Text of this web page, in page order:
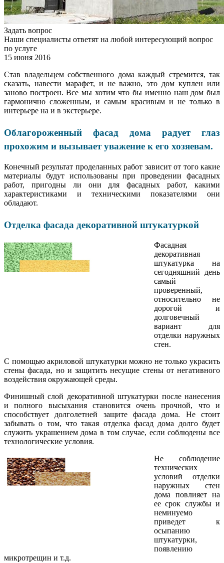
Задать вопрос
Наши специалисты ответят на любой интересующий вопрос
по услуге
15 июня 2016
Став владельцем собственного дома каждый стремится, так
сказать, навести марафет, и не важно, это дом куплен или
заново построен. Все мы хотим что бы именно наш дом был
гармонично сложенным, и самым красивым и не только в
интерьере на и в экстерьере.
Облагороженный фасад дома радует глаз
прохожим и вызывает уважение к его хозяевам.
Конечный результат проделанных работ зависит от того какие
материалы будут использованы при проведении фасадных
работ, пригодны ли они для фасадных работ, какими
характеристиками и техническими показателями они
обладают.
Отделка фасада декоративной штукатуркой
Фасадная
декоративная
штукатурка на
сегодняшний день
самый
проверенный,
относительно не
дорогой и
долговечный
вариант для
отделки наружных
стен.
С помощью акриловой штукатурки можно не только украсить
стены фасада, но и защитить несущие стены от негативного
воздействия окружающей среды.
Финишный слой декоративной штукатурки после нанесения
и полного высыхания становится очень прочной, что и
способствует долголетней защите фасада дома. Не стоит
забывать о том, что такая отделка фасад дома долго будет
служить украшением дома в том случае, если соблюдены все
технологические условия.
Не соблюдение
технических
условий отделки
наружных стен
дома повлияет на
ее срок службы и
неминуемо
приведет к
осыпанию
штукатурки,
появлению
микротрещин и т.д.